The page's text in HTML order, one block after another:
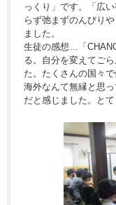
っくり」です。「広
らず弛まずのんびり
ました。
生徒の感想…「
る。自分を変えてご
た。たくさんの国々
海外なんて無縁と思
だと感じました。とて